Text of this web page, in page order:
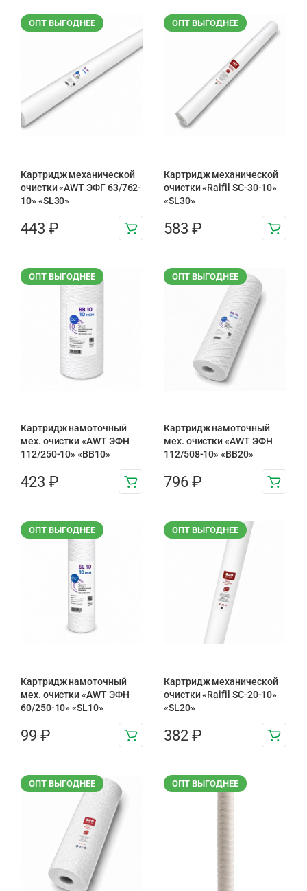
ОПТ ВЫГОДНЕЕ
Картридж механической
очистки «AWT ЭФГ 63/762-
10» «SL30»
443 ₽
ОПТ ВЫГОДНЕЕ
Картридж механической
очистки «Raifil SC-30-10»
«SL30»
583 ₽
ОПТ ВЫГОДНЕЕ
Картридж намоточный
мех. очистки «AWT ЭФН
112/250-10» «BB10»
423 ₽
ОПТ ВЫГОДНЕЕ
Картридж намоточный
мех. очистки «AWT ЭФН
112/508-10» «BB20»
796 ₽
ОПТ ВЫГОДНЕЕ
Картридж намоточный
мех. очистки «AWT ЭФН
60/250-10» «SL10»
99 ₽
ОПТ ВЫГОДНЕЕ
Картридж механической
очистки «Raifil SC-20-10»
«SL20»
382 ₽
ОПТ ВЫГОДНЕЕ ОПТ ВЫГОДНЕЕ